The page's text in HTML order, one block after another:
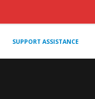
SUPPORT ASSISTANCE